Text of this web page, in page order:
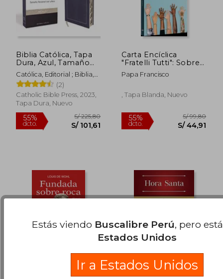
55%
dcto. S/ 89,44
55%
dcto.
Biblia Católica, Tapa
Dura, Azul, Tamaño
Personal con Uñero
Católica, Editorial ; Biblia,
La Casa De La(2)
Catholic Bible Press, 2023,
Tapa Dura, Nuevo
Carta Encíclica
"Fratelli Tutti": Sobre
la Fraternidad y la
Amistad Social
Papa Francisco
, Tapa Blanda, Nuevo
Estás viendo Buscalibre Perú, pero
Estados Unidos
Ir a Estados Unidos